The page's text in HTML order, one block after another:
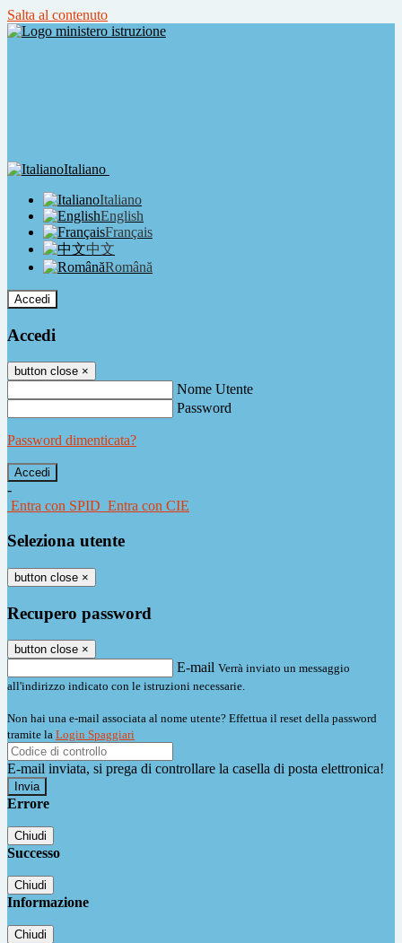
Salta al contenuto
Italiano
Italiano
English
Français
中文
Română
Accedi
Accedi
button close ×
Nome Utente
Password
Password dimenticata?
-
Entra con SPID Entra con CIE
Seleziona utente
button close ×
Recupero password
button close ×
E-mail Verrà inviato un messaggio
all'indirizzo indicato con le istruzioni necessarie.
Non hai una e-mail associata al nome utente? Effettua il reset della password
tramite la Login Spaggiari
E-mail inviata, si prega di controllare la casella di posta elettronica!
Errore
Chiudi
Successo
Chiudi
Informazione
Chiudi